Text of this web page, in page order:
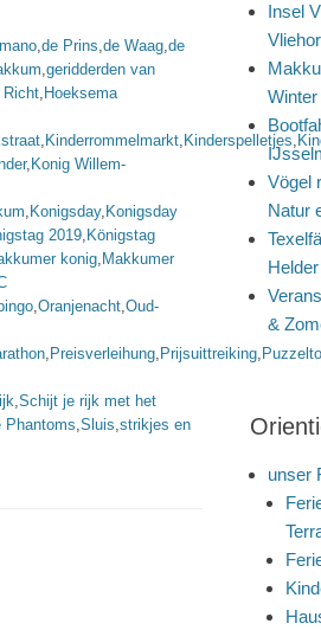
,de Prins,de Waag,de
,geridderden van
Richt, Hoeksema
, Kinderrommelmarkt, Kinderspelletjes,
, Konig Willem-
, Konigsday, Konigsday
2019, Königstag
konig, Makkumer
,Oranjenacht,Oud-
, Preisverleihung, Prijsuittreiking,
,Schijt je rijk met het
Phantoms,Sluis,strikjes en
Insel
Vögel
Natur
&
unser